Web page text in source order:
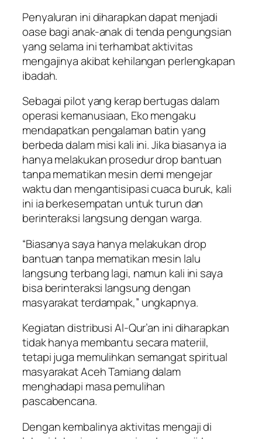
Penyaluran ini diharapkan dapat menjadi
oase bagi anak-anak di tenda pengungsian
yang selama ini terhambat aktivitas
mengajinya akibat kehilangan perlengkapan
ibadah.
Sebagai pilot yang kerap bertugas dalam
operasi kemanusiaan, Eko mengaku
mendapatkan pengalaman batin yang
berbeda dalam misi kali ini. Jika biasanya ia
hanya melakukan prosedur drop bantuan
tanpa mematikan mesin demi mengejar
waktu dan mengantisipasi cuaca buruk, kali
ini ia berkesempatan untuk turun dan
berinteraksi langsung dengan warga.
“Biasanya saya hanya melakukan drop
bantuan tanpa mematikan mesin lalu
langsung terbang lagi, namun kali ini saya
bisa berinteraksi langsung dengan
masyarakat terdampak,” ungkapnya.
Kegiatan distribusi Al-Qur’an ini diharapkan
tidak hanya membantu secara materiil,
tetapi juga memulihkan semangat spiritual
masyarakat Aceh Tamiang dalam
menghadapi masa pemulihan
pascabencana.
Dengan kembalinya aktivitas mengaji di